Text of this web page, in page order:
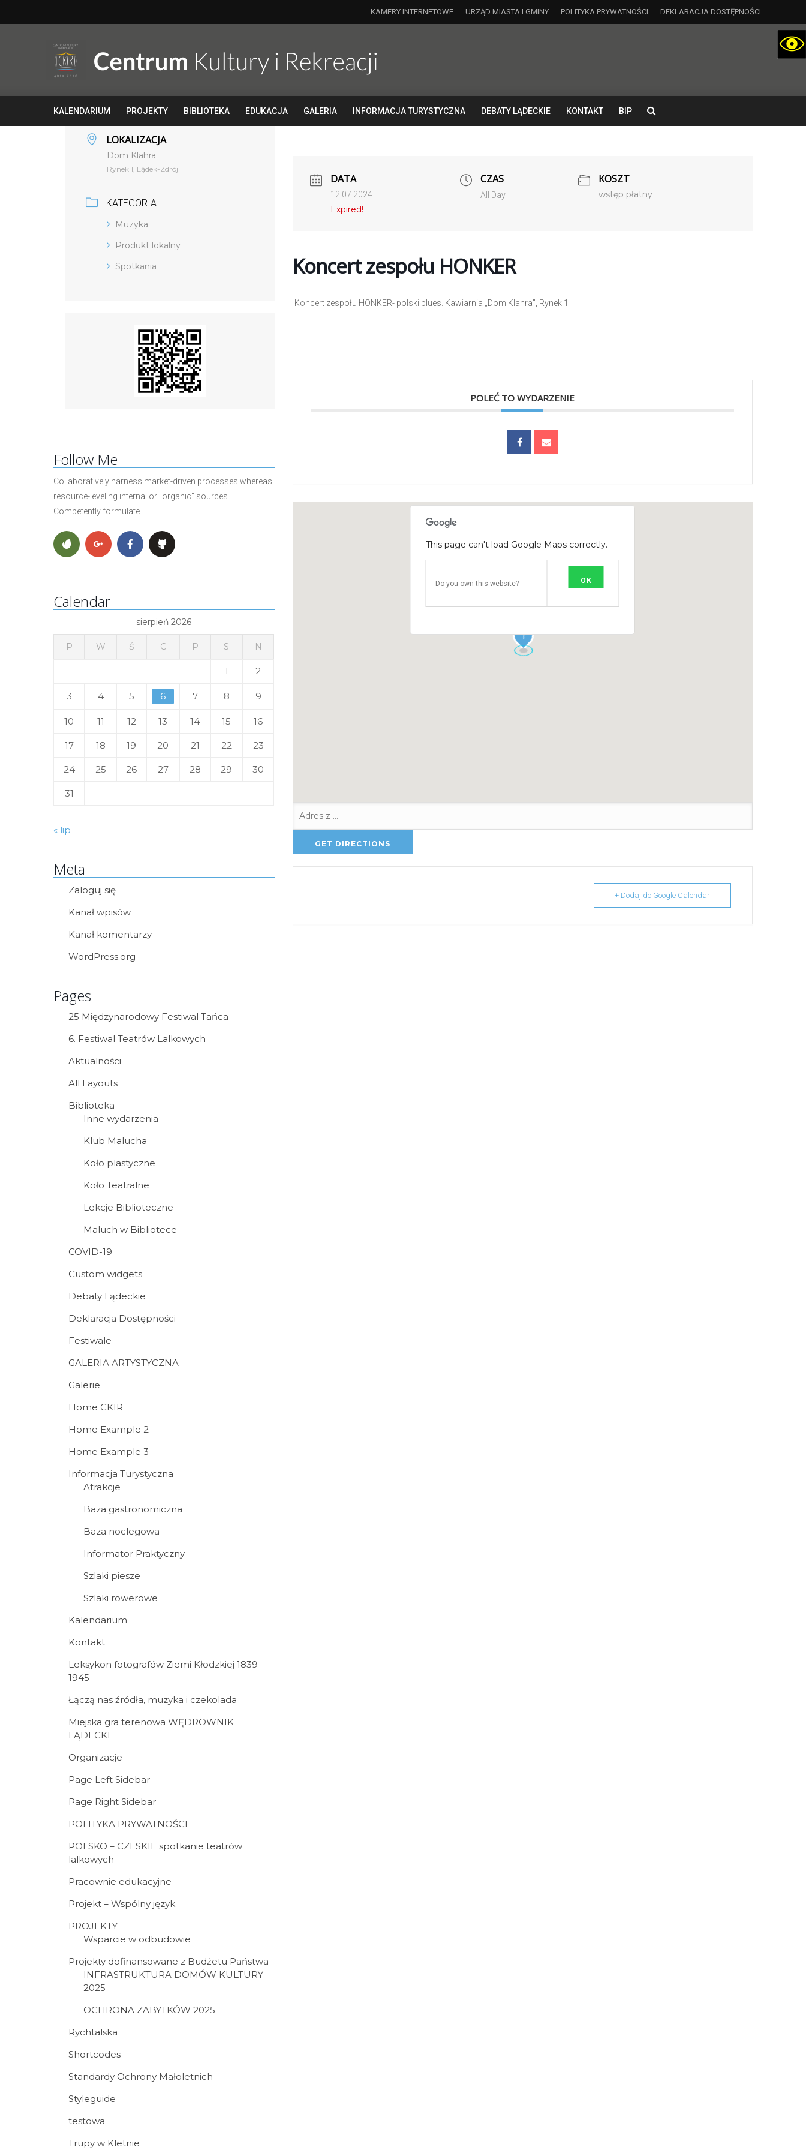
KAMERY INTERNETOWE URZĄD MIASTA I GMINY POLITYKA PRYWATNOŚCI DEKLARACJA DOSTĘPNOŚCI
KALENDARIUM PROJEKTY BIBLIOTEKA EDUKACJA GALERIA INFORMACJA TURYSTYCZNA DEBATY LĄDECKIE KONTAKT BIP
LOKALIZACJA
Dom Klahra
Rynek 1, Lądek-Zdrój
KATEGORIA
Muzyka
Produkt lokalny
Spotkania
Follow Me
Collaboratively harness market-driven processes whereas
resource-leveling internal or "organic" sources.
Competently formulate.
Calendar
sierpień 2026
P W Ś C P S N
1 2
3 4 5 6 7 8 9
10 11 12 13 14 15 16
17 18 19 20 21 22 23
24 25 26 27 28 29 30
31
« lip
Meta
Zaloguj się
Kanał wpisów
Kanał komentarzy
WordPress.org
Pages
25 Międzynarodowy Festiwal Tańca
6. Festiwal Teatrów Lalkowych
Aktualności
All Layouts
Biblioteka
Inne wydarzenia
Klub Malucha
Koło plastyczne
Koło Teatralne
Lekcje Biblioteczne
Maluch w Bibliotece
COVID-19
Custom widgets
Debaty Lądeckie
Deklaracja Dostępności
Festiwale
GALERIA ARTYSTYCZNA
Galerie
Home CKIR
Home Example 2
Home Example 3
Informacja Turystyczna
Atrakcje
Baza gastronomiczna
Baza noclegowa
Informator Praktyczny
Szlaki piesze
Szlaki rowerowe
Kalendarium
Kontakt
Leksykon fotografów Ziemi Kłodzkiej 1839-
1945
Łączą nas źródła, muzyka i czekolada
Miejska gra terenowa WĘDROWNIK
LĄDECKI
Organizacje
Page Left Sidebar
Page Right Sidebar
POLITYKA PRYWATNOŚCI
POLSKO – CZESKIE spotkanie teatrów
lalkowych
Pracownie edukacyjne
Projekt – Wspólny język
PROJEKTY
Wsparcie w odbudowie
Projekty dofinansowane z Budżetu Państwa
INFRASTRUKTURA DOMÓW KULTURY
2025
OCHRONA ZABYTKÓW 2025
Rychtalska
Shortcodes
Standardy Ochrony Małoletnich
Styleguide
testowa
Trupy w Kletnie
DATA
12 07 2024
Expired!
CZAS
All Day
KOSZT
wstęp płatny
Koncert zespołu HONKER
Koncert zespołu HONKER- polski blues. Kawiarnia „Dom Klahra”, Rynek 1
POLEĆ TO WYDARZENIE
1
This page can't load Google Maps correctly.
Do you own this website? OK
+ Dodaj do Google Calendar